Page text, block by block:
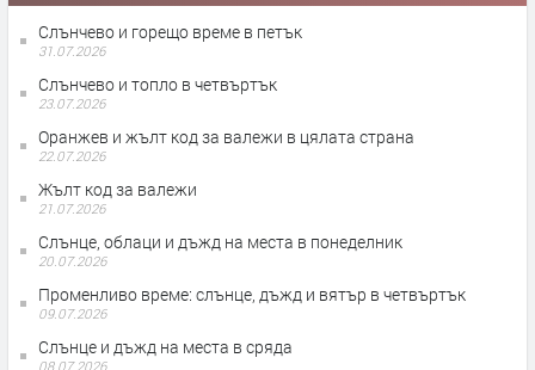
Слънчево и горещо време в петък
31.07.2026
Слънчево и топло в четвъртък
23.07.2026
Оранжев и жълт код за валежи в цялата страна
22.07.2026
Жълт код за валежи
21.07.2026
Слънце, облаци и дъжд на места в понеделник
20.07.2026
Променливо време: слънце, дъжд и вятър в четвъртък
09.07.2026
Слънце и дъжд на места в сряда
08.07.2026